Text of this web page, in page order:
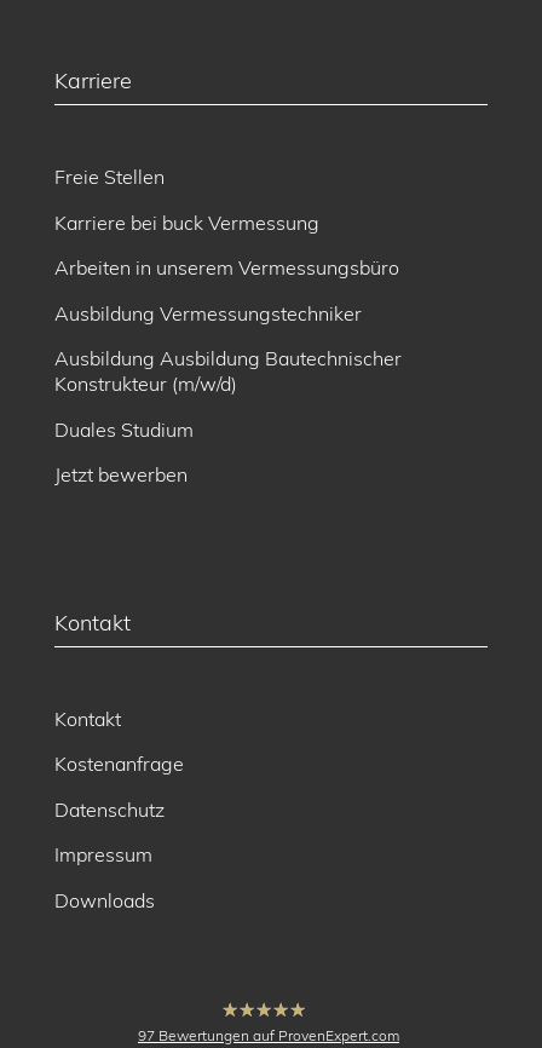
Karriere
Freie Stellen
Karriere bei buck Vermessung
Arbeiten in unserem Vermessungsbüro
Ausbildung Vermessungstechniker
Ausbildung Ausbildung Bautechnischer
Konstrukteur (m/w/d)
Duales Studium
Jetzt bewerben
Kontakt
Kontakt
Kostenanfrage
Datenschutz
Impressum
Downloads
hat4.91
97Bewertungen auf ProvenExpert.com